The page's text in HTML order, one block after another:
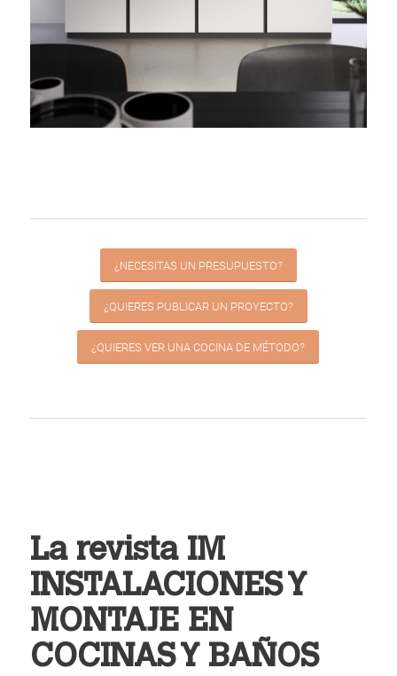
¿NECESITAS UN PRESUPUESTO?
¿QUIERES PUBLICAR UN PROYECTO?
¿QUIERES VER UNA COCINA DE MÉTODO?
La revista IM
INSTALACIONES Y
MONTAJE EN
COCINAS Y BAÑOS